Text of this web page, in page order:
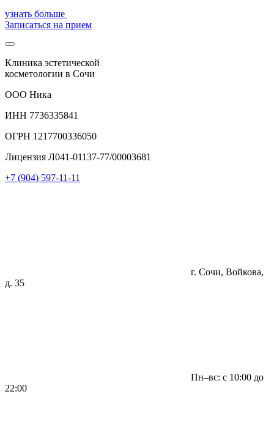
узнать больше
Записаться на прием
Клиника эстетической
косметологии в Сочи
ООО Ника
ИНН 7736335841
ОГРН 1217700336050
Лицензия Л041-01137-77/00003681
+7 (904) 597-11-11
г. Сочи, Войкова,
д. 35
Пн–вс: с 10:00 до
22:00